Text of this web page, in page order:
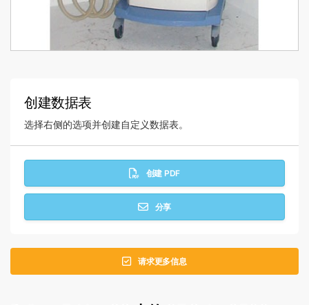
创建数据表
选择右侧的选项并创建自定义数据表。
创建 PDF
分享
请求更多信息